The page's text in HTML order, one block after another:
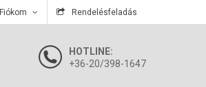
Fiókom Rendelésfeladás
HOTLINE:
+36-20/398-1647